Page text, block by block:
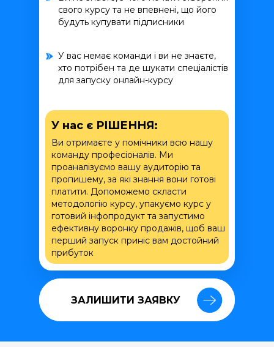
У нас є РІШЕННЯ:
Ви отримаєте у помічники всю нашу
команду професіоналів. Ми
проаналізуємо вашу аудиторію та
пропишему, за які знання вони готові
платити. Допоможемо скласти
методологію курсу, упакуємо курс у
готовий інфопродукт та запустимо
ефективну воронку продажів, щоб ваш
перший запуск приніс вам достойний
прибуток
свого курсу та не впевнені, що його
будуть купувати підписники
У вас немає команди і ви не знаєте,
хто потрібен та де шукати спеціалістів
для запуску онлайн-курсу
ЗАЛИШИТИ ЗАЯВКУ
ЗАЛИШИТИ ЗАЯВКУ